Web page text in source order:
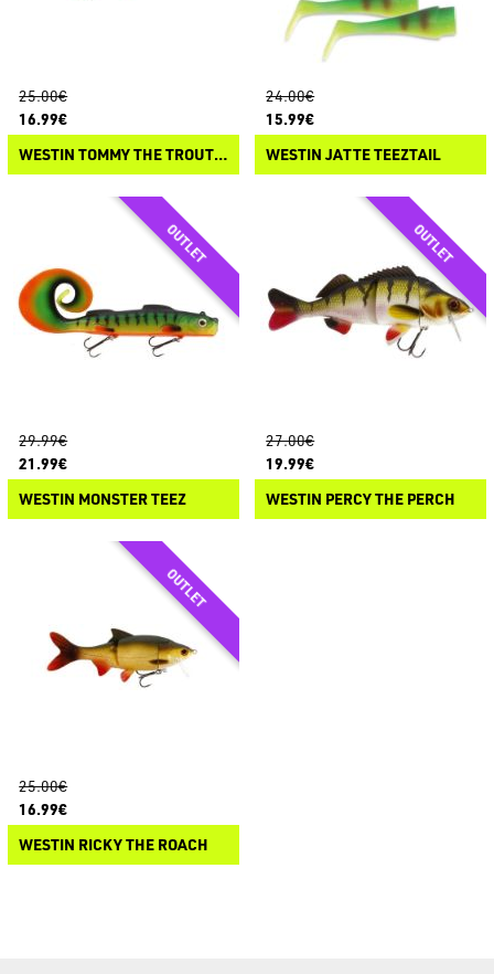
25.00€
16.99€
WESTIN TOMMY THE TROUT SWIMBAIT
24.00€
15.99€
WESTIN JATTE TEEZTAIL
29.99€
21.99€
WESTIN MONSTER TEEZ
27.00€
19.99€
WESTIN PERCY THE PERCH
25.00€
16.99€
WESTIN RICKY THE ROACH